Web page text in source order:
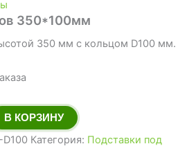
350*100мм
350 мм с кольцом D100 мм.
В КОРЗИНУ
Категория: Подставки под